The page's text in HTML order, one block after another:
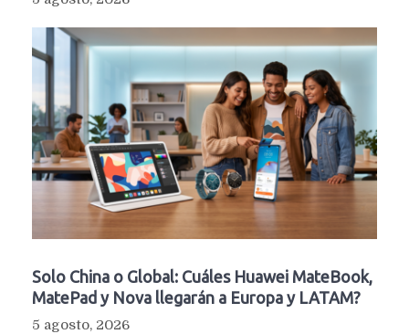
Solo China o Global: Cuáles Huawei MateBook,
MatePad y Nova llegarán a Europa y LATAM?
5 agosto, 2026